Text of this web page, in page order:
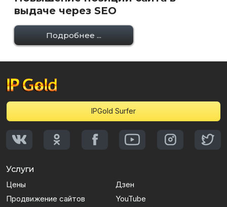
выдаче через SEO
Подробнее ...
IPGold Surfer
Услуги
Цены
Продвижение сайтов
Дзен
YouTube